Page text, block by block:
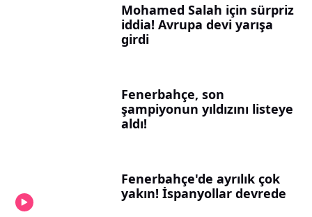
Mohamed Salah için sürpriz
iddia! Avrupa devi yarışa
girdi
Fenerbahçe, son
şampiyonun yıldızını listeye
aldı!
Fenerbahçe'de ayrılık çok
yakın! İspanyollar devrede